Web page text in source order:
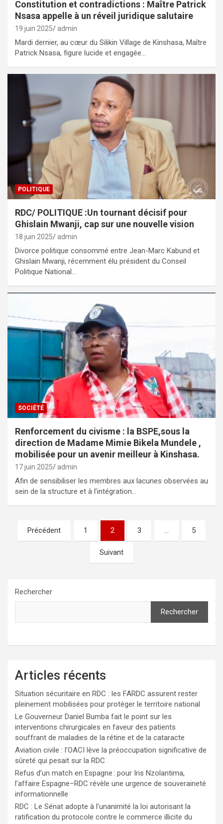
Constitution et contradictions : Maître Patrick
Nsasa appelle à un réveil juridique salutaire
19 juin 2025 admin
Mardi dernier, au cœur du Silikin Village de Kinshasa, Maître
Patrick Nsasa, figure lucide et engagée…
POLITIQUE
RDC/ POLITIQUE :Un tournant décisif pour
Ghislain Mwanji, cap sur une nouvelle vision
18 juin 2025 admin
Divorce politique consommé entre Jean-Marc Kabund et
Ghislain Mwanji, récemment élu président du Conseil
Politique National…
SOCIÉTÉ
Renforcement du civisme : la BSPE,sous la
direction de Madame Mimie Bikela Mundele ,
mobilisée pour un avenir meilleur à Kinshasa.
17 juin 2025 admin
Afin de sensibiliser les membres aux lacunes observées au
sein de la structure et à l’intégration…
Pagination
des
Précédent 1 2 3 … 5
Suivant
Rechercher
Rechercher
Articles récents
Situation sécuritaire en RDC : les FARDC assurent rester
pleinement mobilisées pour protéger le territoire national
Le Gouverneur Daniel Bumba fait le point sur les
interventions chirurgicales en faveur des patients
souffrant de maladies de la rétine et de la cataracte
Aviation civile : l’OACI lève la préoccupation significative de
sûreté qui pesait sur la RDC
Refus d’un match en Espagne : pour Iris Nzolantima,
l’affaire Espagne–RDC révèle une urgence de souveraineté
informationnelle
RDC : Le Sénat adopte à l’unanimité la loi autorisant la
ratification du protocole contre le commerce illicite du